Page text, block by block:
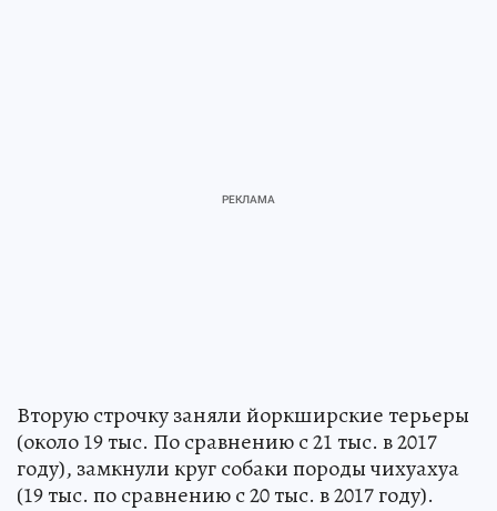
Вторую строчку заняли йоркширские терьеры
(около 19 тыс. По сравнению с 21 тыс. в 2017
году), замкнули круг собаки породы чихуахуа
(19 тыс. по сравнению с 20 тыс. в 2017 году).